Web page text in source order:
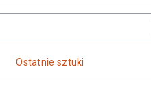
Ostatnie sztuki